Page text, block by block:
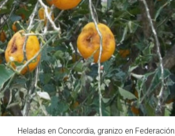
Heladas en Concordia, granizo en Federación.